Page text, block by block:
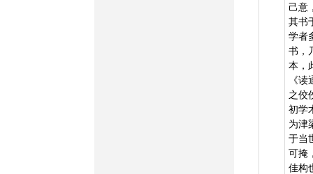
己意
其书
学者
书，
本，
《
之佼
初学
为津
于当
可掩
佳构